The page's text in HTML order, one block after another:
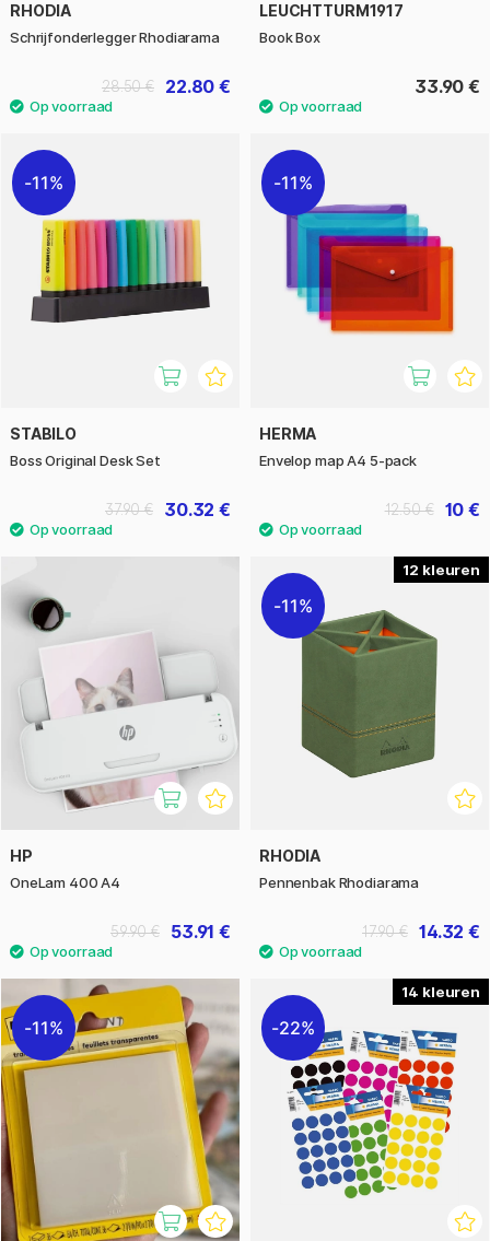
RHODIA
Schrijfonderlegger Rhodiarama
22.80 €
28.50 €
LEUCHTTURM1917
Book Box
33.90 €
11%
STABILO
Boss Original Desk Set
30.32 €
37.90 €
11%
HERMA
Envelop map A4 5-pack
10 €
12.50 €
HP
OneLam 400 A4
53.91 €
59.90 €
12
11%
RHODIA
Pennenbak Rhodiarama
14.32 €
17.90 €
11%
14
22%